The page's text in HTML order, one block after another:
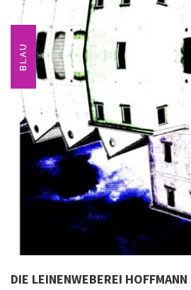
BLAU
DIE LEINENWEBEREI